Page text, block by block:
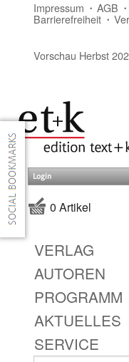
Impressum AGB
Barrierefreiheit
Vorschau Herbst
Login
0 Artikel
VERLAG
AUTOREN
PROGRAMM
AKTUELLES
SERVICE